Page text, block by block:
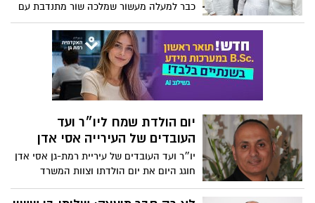
כבר למעלה מעשור שמלכה שור מתנדבת עם
ניצולי השואה בעמותת ״עמך״. על אירועי ה-7
באוקטובר: ״כל חייהם קיבלו תפנית שמאוד
רצו לשכוח״
יום הולדת שמח ליו״ר ועד
העובדים של העירייה אסי אדן
יו״ר ועד העובדים של עיריית רמת-גן אסי אדן
חוגג היום את יום הולדתו וצוות המשרד
מתרגש לכבודו